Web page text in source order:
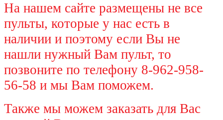
На нашем сайте размещены не все
пульты, которые у нас есть в
наличии и поэтому если Вы не
нашли нужный Вам пульт, то
позвоните по телефону 8-962-958-
56-58 и мы Вам поможем.
Также мы можем заказать для Вас